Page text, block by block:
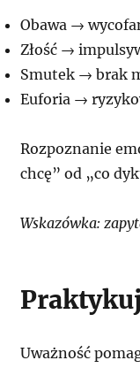
Obawa →
Złość →
Smutek → brak
Euforia →
Rozpoznanie
chcę” od „co
Wskazówka:
Uważność